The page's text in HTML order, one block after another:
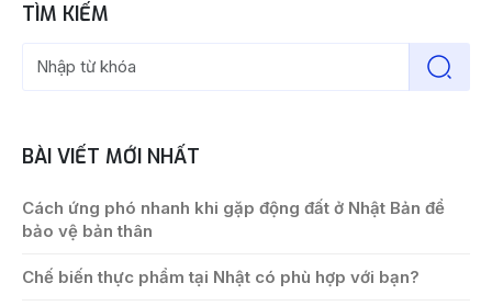
TÌM KIẾM
BÀI VIẾT MỚI NHẤT
Cách ứng phó nhanh khi gặp động đất ở Nhật Bản để
bảo vệ bản thân
Chế biến thực phẩm tại Nhật có phù hợp với bạn?